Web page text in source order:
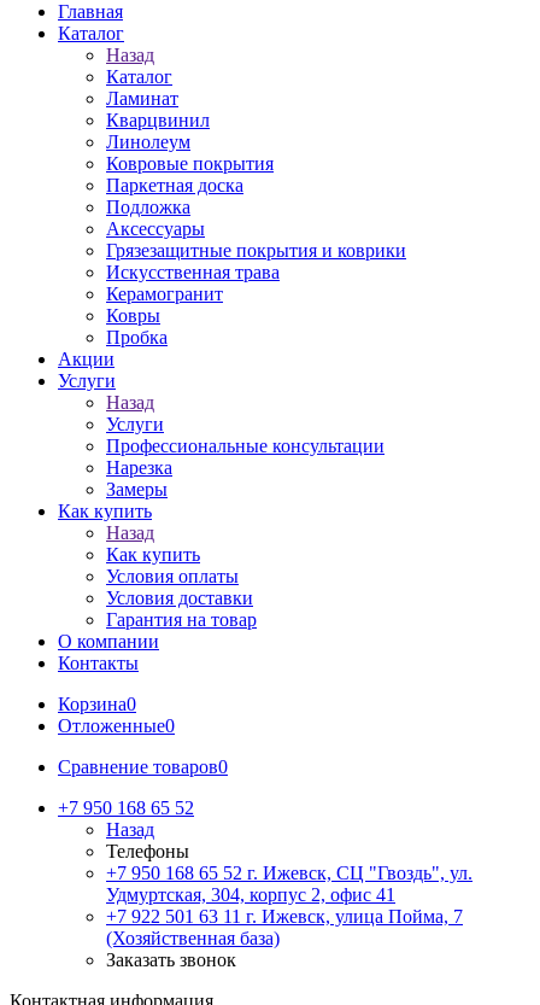
Главная
Каталог
Назад
Каталог
Ламинат
Кварцвинил
Линолеум
Ковровые покрытия
Паркетная доска
Подложка
Аксессуары
Грязезащитные покрытия и коврики
Искусственная трава
Керамогранит
Ковры
Пробка
Акции
Услуги
Назад
Услуги
Профессиональные консультации
Нарезка
Замеры
Как купить
Назад
Как купить
Условия оплаты
Условия доставки
Гарантия на товар
О компании
Контакты
Корзина0
Отложенные0
Сравнение товаров0
+7 950 168 65 52
Назад
Телефоны
+7 950 168 65 52 г. Ижевск, СЦ "Гвоздь", ул.
Удмуртская, 304, корпус 2, офис 41
+7 922 501 63 11 г. Ижевск, улица Пойма, 7
(Хозяйственная база)
Заказать звонок
Контактная информация